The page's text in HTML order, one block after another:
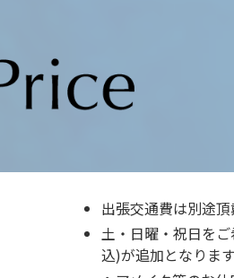
出張交通費は別途頂
土・日曜・祝日を
込)が追加となります